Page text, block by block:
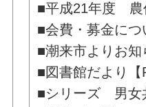
■平成21年度 農
■会費・募金につ
■潮来市よりお知
■図書館だより【
■シリーズ 男女